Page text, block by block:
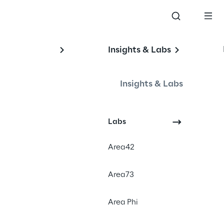
Insights & Labs
Insights & Labs
Labs
Area42
Area73
Area Phi